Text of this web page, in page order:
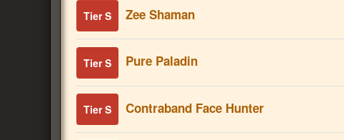
Tier S Zee Shaman
Tier S Pure Paladin
Tier S Contraband Face Hunter